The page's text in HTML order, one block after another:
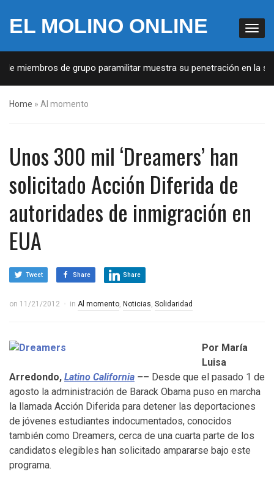
EL MOLINO ONLINE
miembros de grupo paramilitar muestra su penetración en la
Home » Al momento
Unos 300 mil ‘Dreamers’ han
solicitado Acción Diferida de
autoridades de inmigración en
EUA
Tweet Share Share
on 11/21/2012 in Al momento, Noticias, Solidaridad
Por María
Luisa
Arredondo, Latino California –– Desde que el pasado 1 de
agosto la administración de Barack Obama puso en marcha
la llamada Acción Diferida para detener las deportaciones
de jóvenes estudiantes indocumentados, conocidos
también como Dreamers, cerca de una cuarta parte de los
candidatos elegibles han solicitado ampararse bajo este
programa.